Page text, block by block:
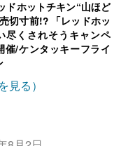
ドホットチキン“山ほど
切寸前!? 「レッドホッ
尽くされそうキャンペ
催/ケンタッキーフライ
見る）